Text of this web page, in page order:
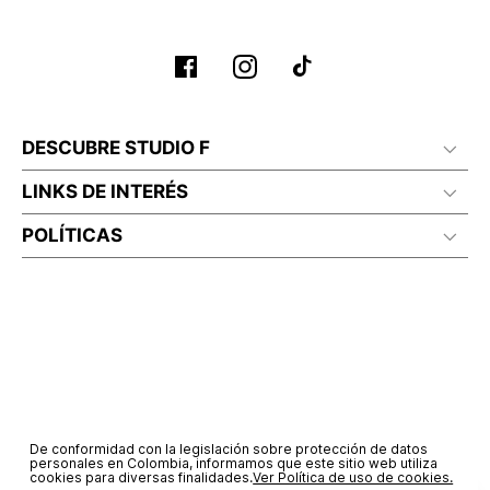
DESCUBRE STUDIO F
LINKS DE INTERÉS
POLÍTICAS
De conformidad con la legislación sobre protección de datos
personales en Colombia, informamos que este sitio web utiliza
cookies para diversas finalidades.Ver Política de uso de cookies.